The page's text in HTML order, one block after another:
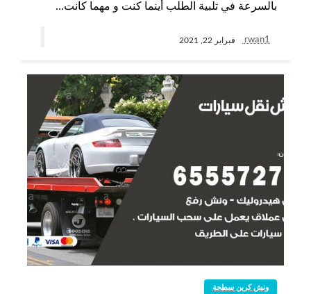
بالسرعة في تلبية الطلب أينما كنت و مهما كانت…
rwan1 فبراير 22, 2021
ونش كرين سطحة